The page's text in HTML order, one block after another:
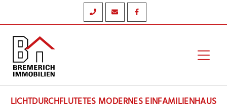
Inhalt
springen
LICHTDURCHFLUTETES MODERNES EINFAMILIENHAUS